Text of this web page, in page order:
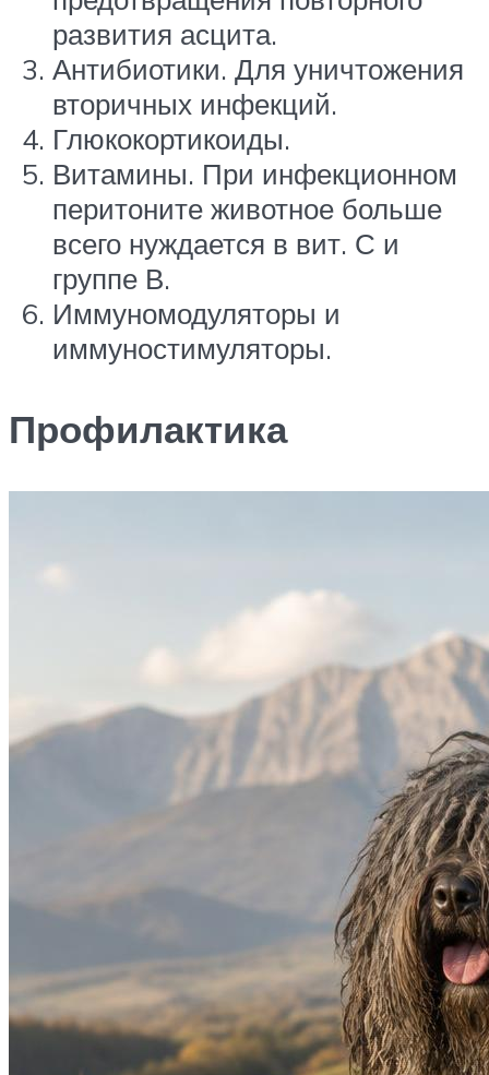
развития асцита.
Антибиотики. Для уничтожения
вторичных инфекций.
Глюкокортикоиды.
Витамины. При инфекционном
перитоните животное больше
всего нуждается в вит. С и
группе В.
Иммуномодуляторы и
иммуностимуляторы.
Профилактика